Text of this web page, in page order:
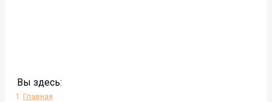
Вы здесь:
Главная